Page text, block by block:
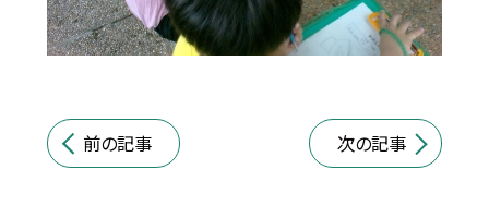
前の記事 次の記事